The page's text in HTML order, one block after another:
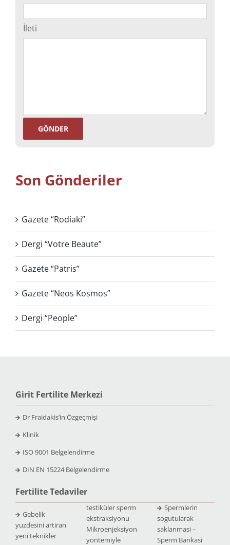
İleti
Son Gönderiler
Gazete “Rodiaki”
Dergi “Votre Beaute”
Gazete “Patris”
Gazete “Neos Kosmos”
Dergi “People”
Girit Fertilite Merkezi
Dr Fraidakis’in Özgeçmişi
Klinik
ISO 9001 Belgelendirme
DIN EN 15224 Belgelendirme
Fertilite Tedaviler
Gebelik
yuzdesini artiran
yeni teknikler
testiküler sperm
ekstraksiyonu
Mikroenjeksiyon
yontemiyle
Spermlerin
sogutularak
saklanmasi –
Sperm Bankasi